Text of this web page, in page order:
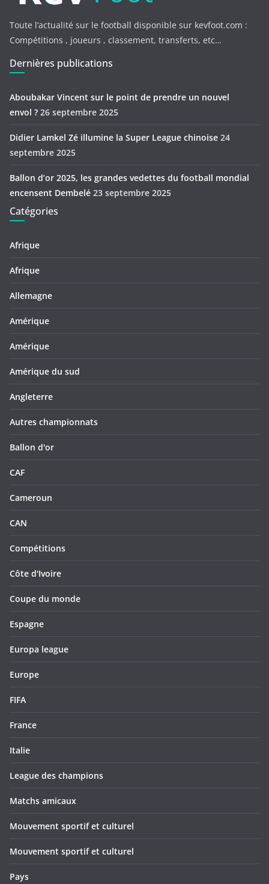
Toute l’actualité sur le football disponible sur kevfoot.com :
Compétitions , joueurs , classement, transferts, etc…
Dernières publications
Aboubakar Vincent sur le point de prendre un nouvel
envol ? 26 septembre 2025
Didier Lamkel Zé illumine la Super League chinoise 24
septembre 2025
Ballon d’or 2025, les grandes vedettes du football mondial
encensent Dembelé 23 septembre 2025
Catégories
Afrique
Afrique
Allemagne
Amérique
Amérique
Amérique du sud
Angleterre
Autres championnats
Ballon d'or
CAF
Cameroun
CAN
Compétitions
Côte d'Ivoire
Coupe du monde
Espagne
Europa league
Europe
FIFA
France
Italie
League des champions
Matchs amicaux
Mouvement sportif et culturel
Mouvement sportif et culturel
Pays